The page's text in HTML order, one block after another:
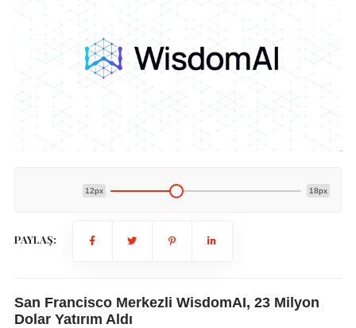
12px 18px
PAYLAŞ:
San Francisco Merkezli WisdomAI, 23 Milyon
Dolar Yatırım Aldı